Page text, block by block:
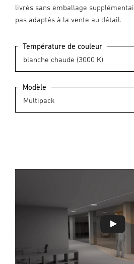
livrés sans emballage
pas adaptés à la vente au détail.
Température de couleur
Modèle